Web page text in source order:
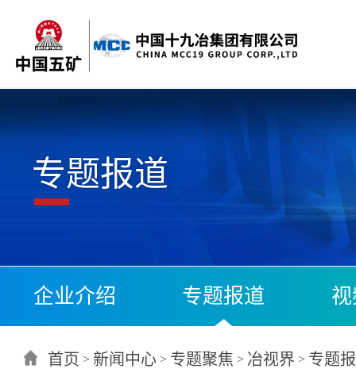
专题报道
企业介绍 专题报道
首页 > 新闻中心 > 专题聚焦 > 冶视界 > 专题